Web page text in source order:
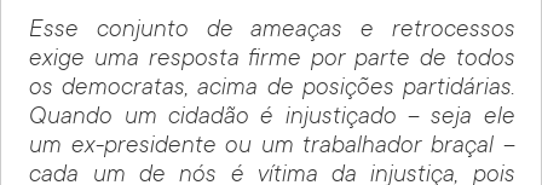
Esse conjunto de ameaças e retrocessos
exige uma resposta firme por parte de todos
os democratas, acima de posições partidárias.
Quando um cidadão é injustiçado – seja ele
um ex-presidente ou um trabalhador braçal –
cada um de nós é vítima da injustiça, pois